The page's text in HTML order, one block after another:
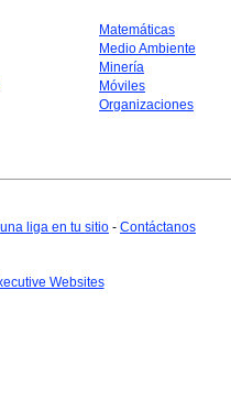
Matemáticas
Medio Ambiente
Minería
Móviles
Organizaciones
liga en tu sitio - Contáctanos
Websites